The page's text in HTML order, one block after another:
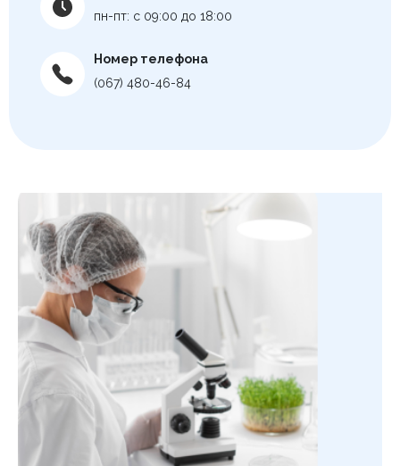
пн-пт: с 09:00 до 18:00
Номер телефона
(067) 480-46-84